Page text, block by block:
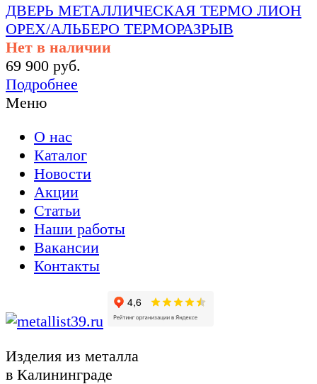
ДВЕРЬ МЕТАЛЛИЧЕСКАЯ ТЕРМО ЛИОН
ОРЕХ/АЛЬБЕРО ТЕРМОРАЗРЫВ
Нет в наличии
69 900 руб.
Подробнее
Меню
О нас
Каталог
Новости
Акции
Статьи
Наши работы
Вакансии
Контакты
Изделия из металла
в Калининграде